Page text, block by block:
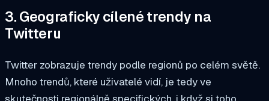
3. Geograficky cílené trendy na
Twitteru
Twitter zobrazuje trendy podle regionů po celém světě.
Mnoho trendů, které uživatelé vidí, je tedy ve